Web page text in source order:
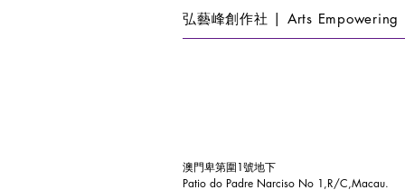
弘藝峰創作社 | Arts Empowering
澳門卑第圍1號地下
Patio do Padre Narciso No 1,R/C,Macau.